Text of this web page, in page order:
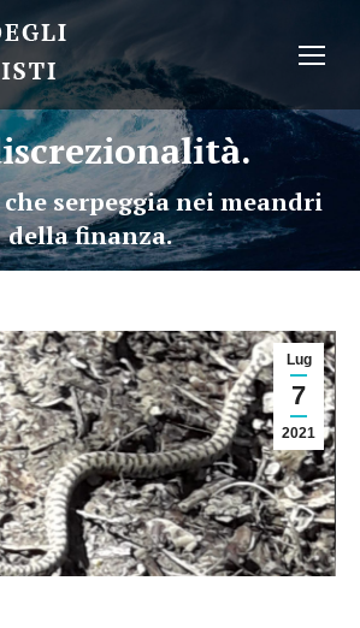
serpeggia nei meandri
della finanza.
Lug
7
2021